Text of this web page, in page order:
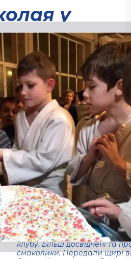
у
клубі
80».
Новорічні
подарунки до
Дня Святого
Миколая у
спортивному
клубі
«Дзюдо-80».
01.09.2021
За традицією, Міжнароднмй
«Солідарність» поздоровив
та тренерів СК «Дзюдо-80»
подарунками. Віце-
працівниками фонду
торт-кекс. У першу чергу
клубу. Більш досвідчені та
смаколики. Передали щирі